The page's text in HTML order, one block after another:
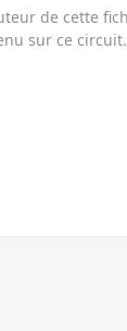
de cette
sur ce circuit.